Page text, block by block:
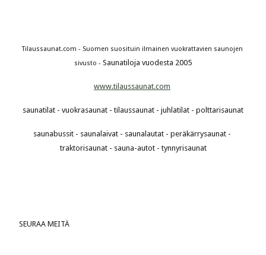
Tilaussaunat.com - Suomen suosituin ilmainen vuokrattavien saunojen
sivusto - Saunatiloja vuodesta 2005
www.tilaussaunat.com
saunatilat - vuokrasaunat - tilaussaunat - juhlatilat - polttarisaunat
saunabussit - saunalaivat - saunalautat - peräkärrysaunat -
traktorisaunat - sauna-autot - tynnyrisaunat
SEURAA MEITÄ